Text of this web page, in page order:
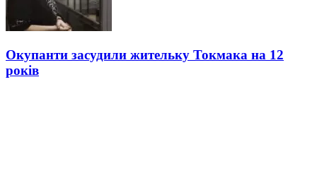
Окупанти засудили жительку Токмака на 12
років